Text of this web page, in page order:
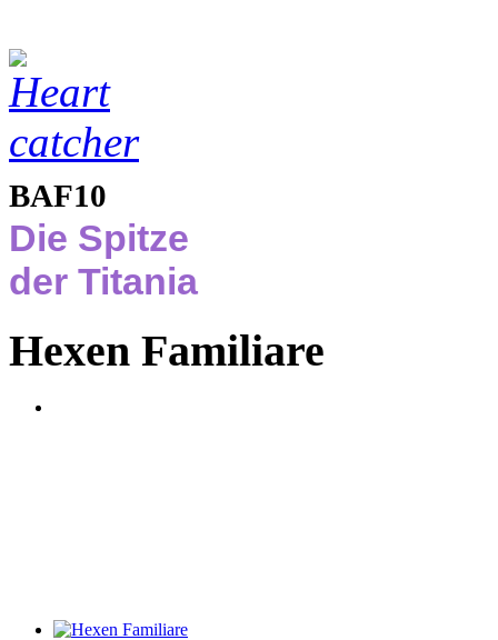
BAF10
Die Spitze
der Titania
Hexen Familiare